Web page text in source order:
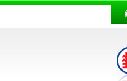
:::